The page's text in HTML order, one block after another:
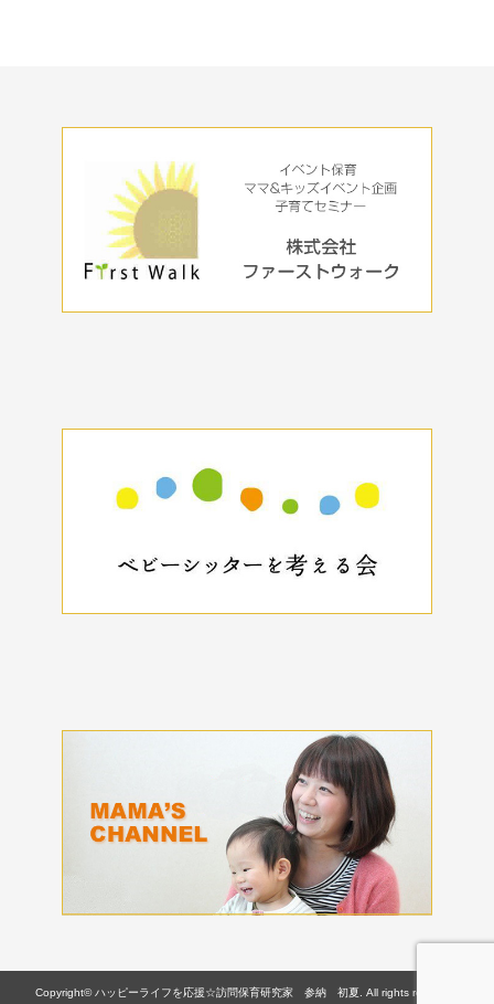
Copyright© ハッピーライフを応援☆訪問保育研究家 参納 初夏. All rights reserved.